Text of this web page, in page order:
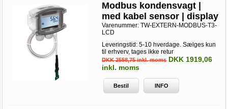
Modbus kondensvagt |
med kabel sensor | display
Varenummer:TW-EXTERN-MODBUS-T3-
LCD
Leveringstid: 5-10 hverdage. Sælges kun
til erhverv, tages ikke retur
DKK 2558,75 inkl. moms DKK 1919,06
inkl. moms
Bestil INFO